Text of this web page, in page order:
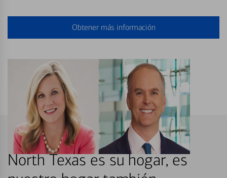
Obtener más información
North Texas es su hogar, es